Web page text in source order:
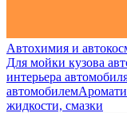
Автохимия и
Для мойки кузова
интерьера
автомобилем
жидкости, смазки